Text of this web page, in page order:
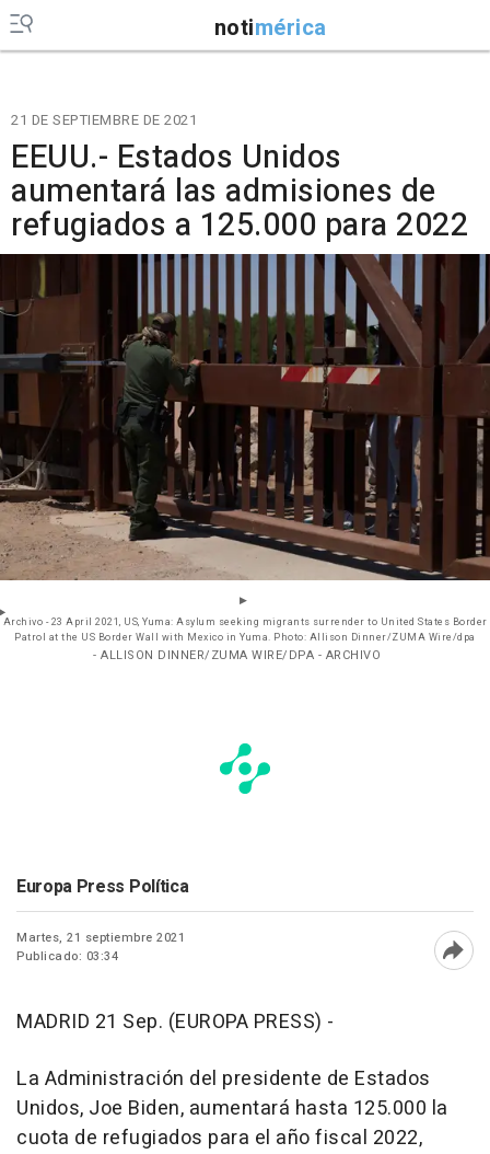
notimérica
21 DE SEPTIEMBRE DE 2021
EEUU.- Estados Unidos
aumentará las admisiones de
refugiados a 125.000 para 2022
Archivo - 23 April 2021, US, Yuma: Asylum seeking migrants surrender to United States Border
Patrol at the US Border Wall with Mexico in Yuma. Photo: Allison Dinner/ZUMA Wire/dpa
- ALLISON DINNER/ZUMA WIRE/DPA - ARCHIVO
Europa Press Política
Martes, 21 septiembre 2021
Publicado: 03:34
MADRID 21 Sep. (EUROPA PRESS) -
La Administración del presidente de Estados
Unidos, Joe Biden, aumentará hasta 125.000 la
cuota de refugiados para el año fiscal 2022,